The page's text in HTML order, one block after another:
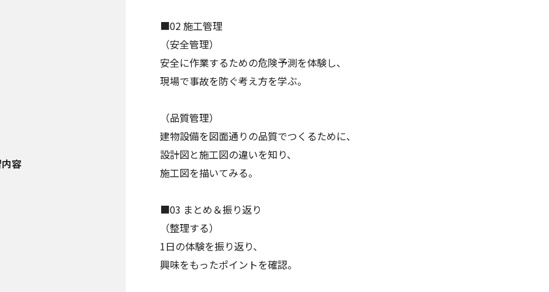
容
■02 施工管理
（安全管理）
安全に作業するための危険予測を体験し、
現場で事故を防ぐ考え方を学ぶ。
（品質管理）
建物設備を図面通りの品質でつくるために、
設計図と施工図の違いを知り、
施工図を描いてみる。
■03 まとめ＆振り返り
（整理する）
1日の体験を振り返り、
興味をもったポイントを確認。